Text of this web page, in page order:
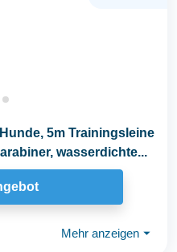
5m Trainingsleine
wasserdichte...
Mehr anzeigen ⏷